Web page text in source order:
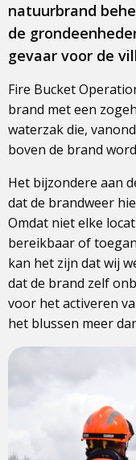
natuurbrand
de
gevaar voor de
Fire Bucket
brand met een
waterzak die,
boven de brand
Het bijzondere aan
dat de brandweer
Omdat niet elke
bereikbaar of
kan het zijn dat wij
dat de brand zelf
voor het activeren
het blussen meer